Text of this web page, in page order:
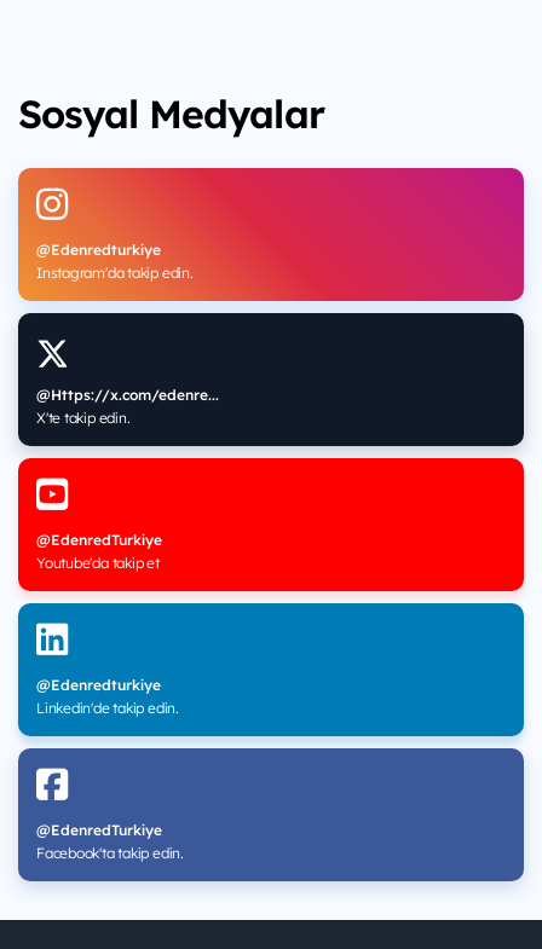
Sosyal Medyalar
@Edenredturkiye
Instagram'da takip edin.
@Https://x.com/edenre...
X'te takip edin.
@EdenredTurkiye
Youtube'da takip et
@Edenredturkiye
Linkedin'de takip edin.
@EdenredTurkiye
Facebook'ta takip edin.